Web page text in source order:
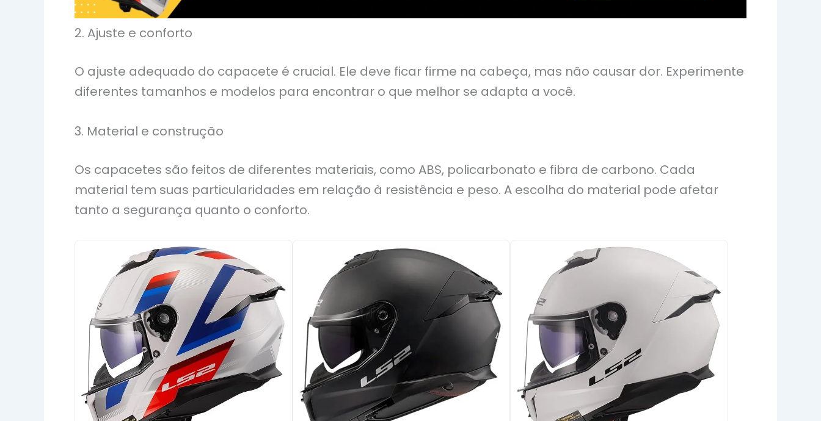
2. Ajuste e conforto
O ajuste adequado do capacete é crucial. Ele deve ficar firme na cabeça, mas não causar dor. Experimente
diferentes tamanhos e modelos para encontrar o que melhor se adapta a você.
3. Material e construção
Os capacetes são feitos de diferentes materiais, como ABS, policarbonato e fibra de carbono. Cada
material tem suas particularidades em relação à resistência e peso. A escolha do material pode afetar
tanto a segurança quanto o conforto.